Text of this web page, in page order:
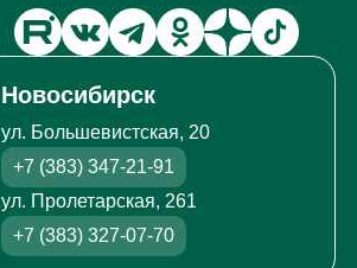
Новосибирск
ул. Большевистская, 20
+7 (383) 347-21-91
ул. Пролетарская, 261
+7 (383) 327-07-70